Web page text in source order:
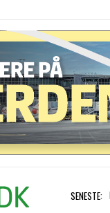
SENESTE: